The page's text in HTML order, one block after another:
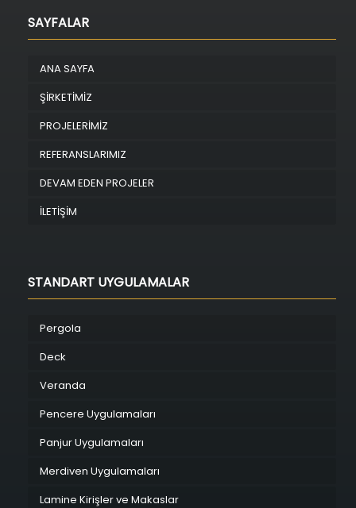
SAYFALAR
ANA SAYFA
ŞİRKETİMİZ
PROJELERİMİZ
REFERANSLARIMIZ
DEVAM EDEN PROJELER
İLETİŞİM
STANDART UYGULAMALAR
Pergola
Deck
Veranda
Pencere Uygulamaları
Panjur Uygulamaları
Merdiven Uygulamaları
Lamine Kirişler ve Makaslar